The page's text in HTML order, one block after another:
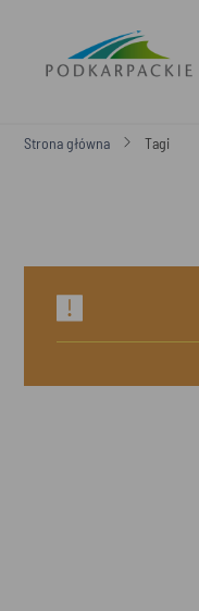
Strona główna Tagi